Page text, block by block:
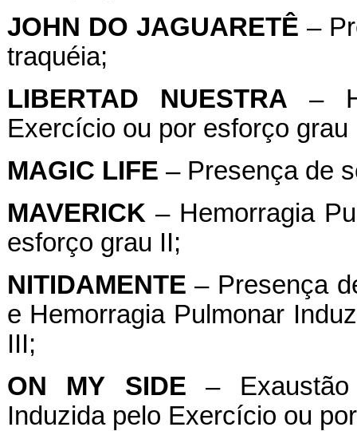
JOHN DO JAGUARETÊ –
traquéia;
LIBERTAD
NUESTRA –
Exercício ou por esforço grau
MAGIC LIFE – Presença de
MAVERICK – Hemorragia
esforço grau II;
NITIDAMENTE – Presença
e Hemorragia Pulmonar
III;
ON
MY SIDE – Exaustão
Induzida pelo Exercício ou